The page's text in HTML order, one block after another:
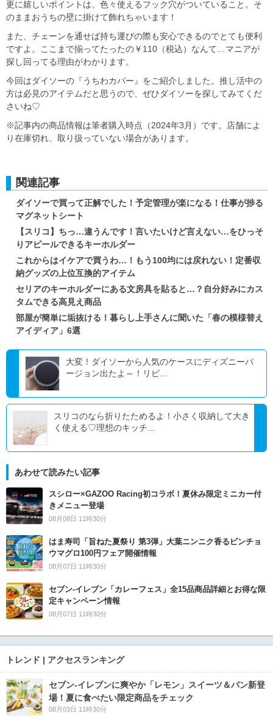
更に嬉しいポイントは、色々使えるフック穴がついていること。そ
のままおうちの壁に掛けて飾れちゃいます！
また、チェーンを通せば持ち運びの際も安心できるのでとても便利
ですよ。ここまで揃ってたったの￥110（税込）なんて…マニアが
探し回ってる理由がわかります。
今回はダイソーの『うちわカバー』をご紹介しました。推し活中の
方は必見のアイテムだと思うので、ぜひダイソーを探してみてくだ
さいね♡
※記事内の商品情報は筆者購入時点（2024年3月）です。店舗によ
り在庫切れ、取り扱っていない場合があります。
関連記事
ダイソーで買って正解でした！予定管理が楽になる！仕事が捗る
マグネットシート
【スリコ】ちっ…違うんです！言いたいけど言えない…をひっそ
りアピールできるキーホルダー
これからはイケアで買うわ…！もう100均には戻れない！定番収
納グッズの上位互換的アイテム
セリアのキーホルダーにある文房具を貼ると…？自分好みにカス
タムできる高見え商品
部屋が簡単に垢抜ける！暮らし上手さんに聞いた「春の模様替え
アイディア」6選
大変！ダイソーから人気のケースにディズニーバ
ージョン出たよ～！リピ...
スリコのなら折りたためるよ！小さく収納して大き
く使える♡理想のキッチ...
あわせて読みたい記事
スシロー×GAZOO Racing初コラボ！夏休み限定ミニカー付
きメニュー登場
08月08日 11時30分
はま寿司「旨ねた夏祭り 第3弾」大葉ニンニク香るビンチョ
ウマグロ100円フェア開催情報
08月07日 11時30分
セブン‐イレブン「カレーフェス」全15品商品詳細とお得な限
定キャンペーン情報
08月07日 11時30分
トレンド | アクセスランキング
セブン‐イレブンに爽やか「レモン」スイーツ＆パン新登
場！夏に食べたい限定商品をチェック
08月03日 11時30分